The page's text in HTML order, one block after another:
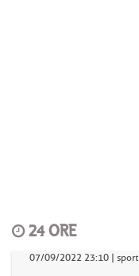
24 ORE
07/09/2022 23:10 | sport